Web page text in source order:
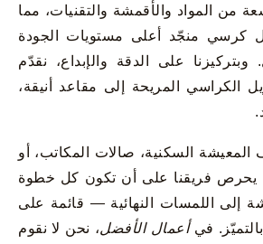
من المواد والأقمشة والتقنيات، مما
منجّد أعلى مستويات الجودة
وبتركيزنا على الدقة والإبداع، نقدّم
الكراسي المريحة إلى مقاعد أنيقة،
السكنية، صالات المكاتب، أو
يحرص فريقنا على أن تكون كل خطوة
إلى اللمسات النهائية — قائمة على
بالتميّز. فيأعمال الأفضل، نحن لا نقوم